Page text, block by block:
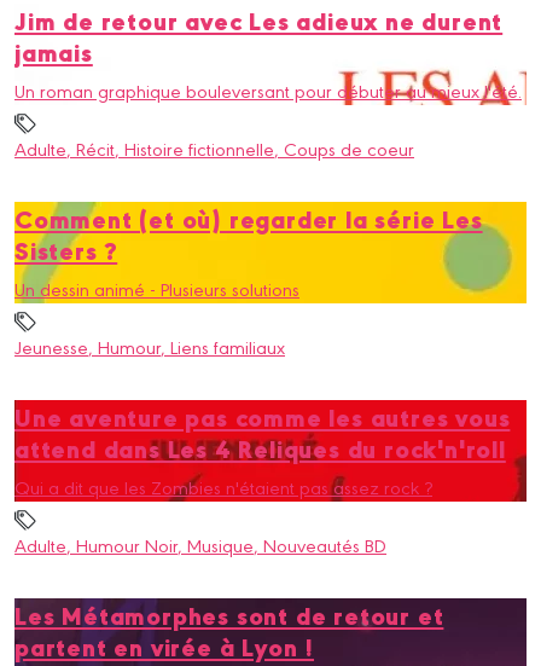
Jim de retour avec Les adieux ne durent
jamais
Un roman graphique bouleversant pour débuter au mieux l'été.
Adulte, Récit, Histoire fictionnelle, Coups de coeur
Comment (et où) regarder la série Les
Sisters ?
Un dessin animé - Plusieurs solutions
Jeunesse, Humour, Liens familiaux
Une aventure pas comme les autres vous
attend dans Les 4 Reliques du rock'n'roll
Qui a dit que les Zombies n'étaient pas assez rock ?
Adulte, Humour Noir, Musique, Nouveautés BD
Les Métamorphes sont de retour et
partent en virée à Lyon !